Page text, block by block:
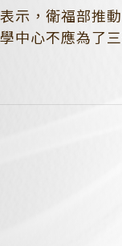
示，衛福部推
中心不應為了